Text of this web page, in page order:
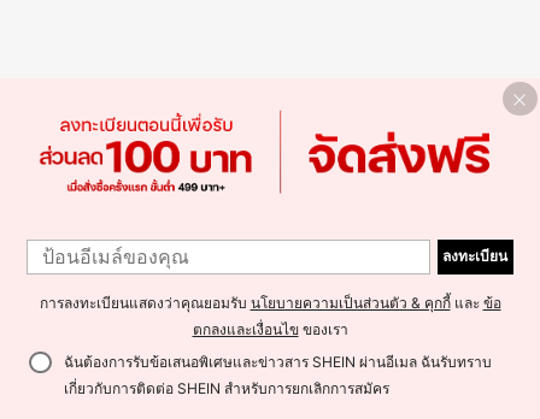
ลงทะเบียน
การลงทะเบียนแสดงว่าคุณยอมรับ นโยบายความเป็นส่วนตัว & คุกกี้และ ข้อ
ตกลงและเงื่อนไขของเรา
ฉันต้องการรับข้อเสนอพิเศษและข่าวสาร SHEIN ผ่านอีเมล ฉันรับทราบ
เกี่ยวกับการติดต่อ SHEIN สำหรับการยกเลิกการสมัคร